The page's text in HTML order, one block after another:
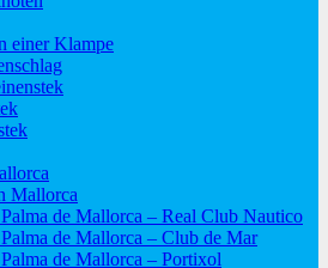
einer Klampe
Mallorca
de Mallorca – Real Club Nautico
de Mallorca – Club de Mar
de Mallorca – Portixol